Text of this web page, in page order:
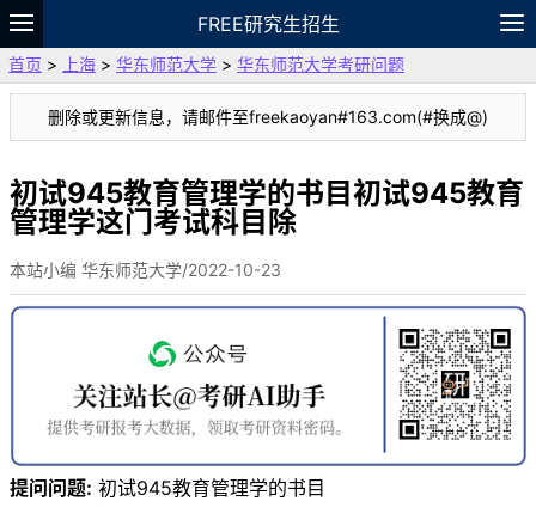
FREE研究生招生
题库
故事 专题 APP 笔记
论坛
VIP
资料
首页 > 上海 > 华东师范大学 > 华东师范大学考研问题
删除或更新信息，请邮件至freekaoyan#163.com(#换成@)
初试945教育管理学的书目初试945教育
管理学这门考试科目除
本站小编 华东师范大学/2022-10-23
提问问题: 初试945教育管理学的书目